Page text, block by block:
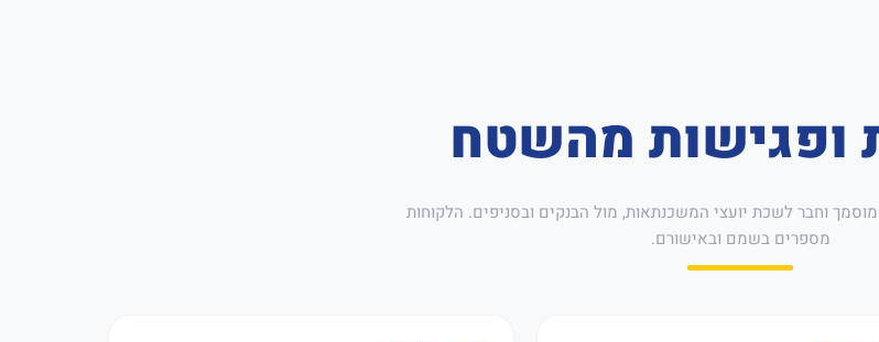
ופגישות מהשטח
מוסמך וחבר לשכת יועצי המשכנתאות, מול הבנקים ובסניפים. הלקוחות
מספרים בשמם ובאישורם.